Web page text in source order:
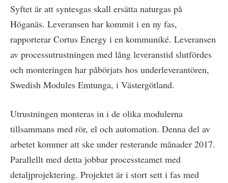
Syftet är att syntesgas skall ersätta naturgas på
Höganäs. Leveransen har kommit i en ny fas,
rapporterar Cortus Energy i en kommuniké. Leveransen
av processutrustningen med lång leveranstid slutfördes
och monteringen har påbörjats hos underleverantören,
Swedish Modules Emtunga, i Västergötland.
Utrustningen monteras in i de olika modulerna
tillsammans med rör, el och automation. Denna del av
arbetet kommer att ske under resterande månader 2017.
Parallellt med detta jobbar processteamet med
detaljprojektering. Projektet är i stort sett i fas med